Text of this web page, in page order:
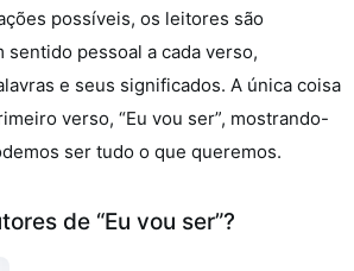
possíveis, os leitores são
sentido pessoal a cada verso,
e seus significados. A única coisa
verso, “Eu vou ser”, mostrando-
ser tudo o que queremos.
de “Eu vou ser”?